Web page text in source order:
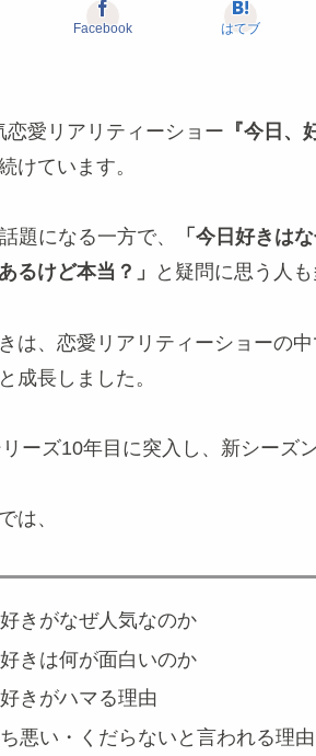
Facebook はてブ
恋愛リアリティーショー 『今日、
けています。
題になる一方で、
「今日好きは
るけど本当？」
と疑問に思う人
は、恋愛リアリティーショーの
成長しました。
ーズ10年目に突入し、新シーズ
は、
きがなぜ人気なのか
きは何が面白いのか
きがハマる理由
悪い・くだらないと言われる理由